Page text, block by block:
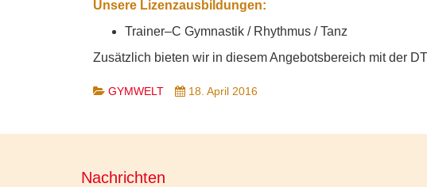
Unsere Lizenzausbildungen:
Trainer–C Gymnastik / Rhythmus / Tanz
Zusätzlich bieten wir in diesem Angebotsbereich mit der
GYMWELT 18. April 2016
Nachrichten